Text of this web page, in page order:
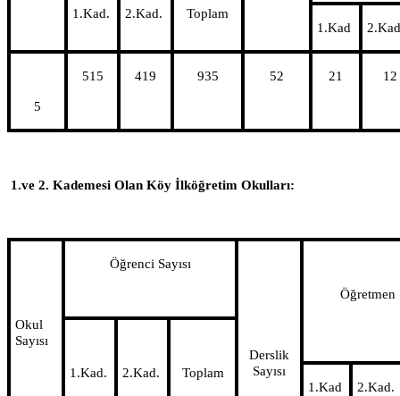
1.Kad. 2.Kad.
Toplam
1.Kad
5
515 419 935 52 21 12
1.ve 2. Kademesi Olan Köy İlköğretim Okulları:
Okul
Sayısı
Öğrenci Sayısı
Derslik
Sayısı
Öğretmen
1.Kad. 2.Kad.
Toplam
1.Kad
2.Kad.